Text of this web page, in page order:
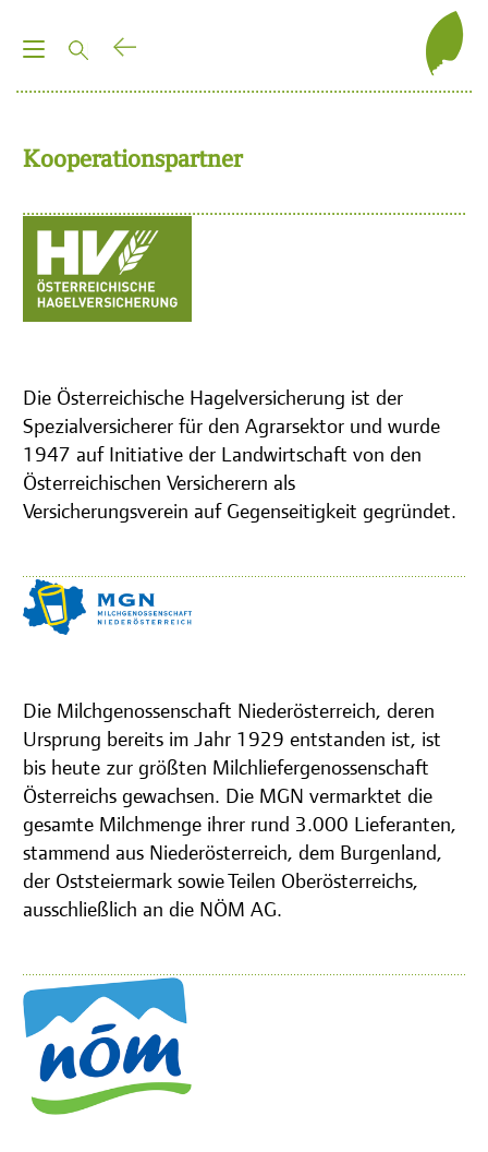
T
l
n
t
i
o
n
Kooperationspartner
Die Österreichische Hagelversicherung ist der
Spezialversicherer für den Agrarsektor und wurde
1947 auf Initiative der Landwirtschaft von den
Österreichischen Versicherern als
Versicherungsverein auf Gegenseitigkeit gegründet.
Die Milchgenossenschaft Niederösterreich, deren
Ursprung bereits im Jahr 1929 entstanden ist, ist
bis heute zur größten Milchliefergenossenschaft
Österreichs gewachsen. Die MGN vermarktet die
gesamte Milchmenge ihrer rund 3.000 Lieferanten,
stammend aus Niederösterreich, dem Burgenland,
der Oststeiermark sowie Teilen Oberösterreichs,
ausschließlich an die NÖM AG.